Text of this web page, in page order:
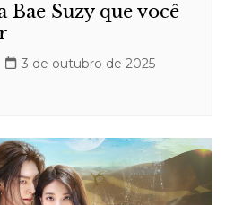
Bae Suzy que você
3 de outubro de 2025